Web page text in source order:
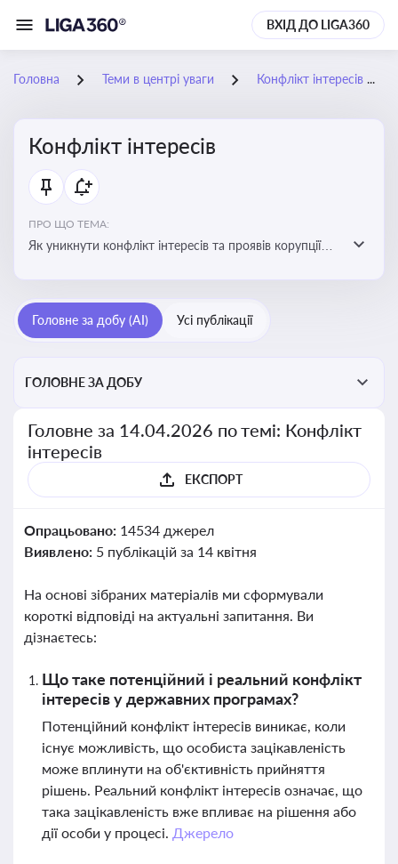
ВХІД ДО LIGA360
Головна Теми в центрі уваги Конфлікт інтересів
Конфлікт інтересів
ПРО ЩО ТЕМА:
Як уникнути конфлікт інтересів та проявів корупції
Головне за добу (AI) Усі публікації
ГОЛОВНЕ ЗА ДОБУ
Головне за 14.04.2026 по темі: Конфлікт
інтересів
ЕКСПОРТ
Опрацьовано: 14534 джерел
Виявлено: 5 публікацій за 14 квітня
На основі зібраних матеріалів ми сформували
короткі відповіді на актуальні запитання. Ви
дізнаєтесь:
Що таке потенційний і реальний конфлікт
інтересів у державних програмах?
Потенційний конфлікт інтересів виникає, коли
існує можливість, що особиста зацікавленість
може вплинути на об'єктивність прийняття
рішень. Реальний конфлікт інтересів означає, що
така зацікавленість вже впливає на рішення або
дії особи у процесі. Джерело